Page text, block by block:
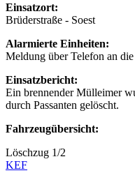
Einsatzort:
Brüderstraße - Soest
Alarmierte Einheiten:
Meldung über Telefon an
Einsatzbericht:
Ein brennender Mülleimer
durch Passanten gelöscht.
Fahrzeugübersicht:
Löschzug 1/2
KEF